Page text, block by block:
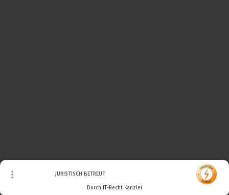
JURISTISCH BETREUT
Durch IT-Recht Kanzlei